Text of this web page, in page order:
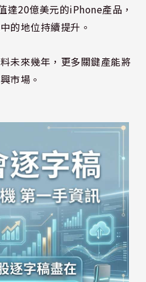
達20億美元的iPhone產品，
的地位持續提升。
未來幾年，更多關鍵產能將
市場。